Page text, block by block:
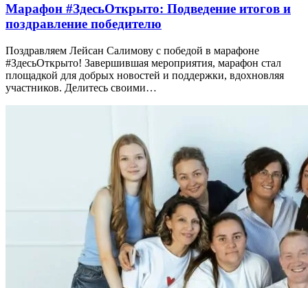
Марафон #ЗдесьОткрыто: Подведение итогов и
поздравление победителю
Поздравляем Лейсан Салимову с победой в марафоне
#ЗдесьОткрыто! Завершившая мероприятия, марафон стал
площадкой для добрых новостей и поддержки, вдохновляя
участников. Делитесь своими…